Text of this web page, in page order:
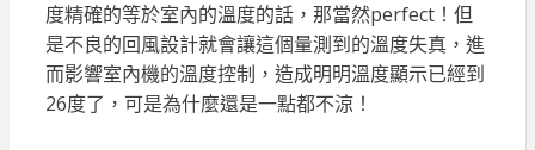
度精確的等於室內的溫度的話，那當然perfect！但
是不良的回風設計就會讓這個量測到的溫度失真，進
而影響室內機的溫度控制，造成明明溫度顯示已經到
26度了，可是為什麼還是一點都不涼！